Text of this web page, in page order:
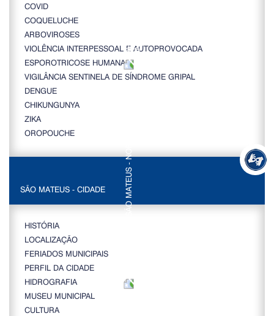
COVID
COQUELUCHE
ARBOVIROSES
VIOLÊNCIA INTERPESSOAL E AUTOPROVOCADA
ESPOROTRICOSE HUMANA
VIGILÂNCIA SENTINELA DE SÍNDROME GRIPAL
DENGUE
CHIKUNGUNYA
ZIKA
OROPOUCHE
SÃO MATEUS - CIDADE
HISTÓRIA
LOCALIZAÇÃO
FERIADOS MUNICIPAIS
PERFIL DA CIDADE
HIDROGRAFIA
MUSEU MUNICIPAL
CULTURA